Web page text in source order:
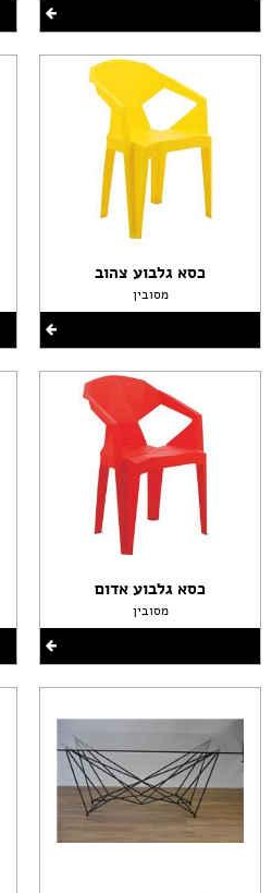
כסא גלבוע צהוב
מסובין
כסא גלבוע אדום
מסובין